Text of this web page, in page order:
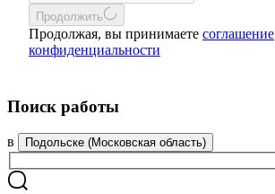
Продолжить
Продолжая, вы принимаете соглашение
конфиденциальности
Поиск работы
в Подольске (Московская область)